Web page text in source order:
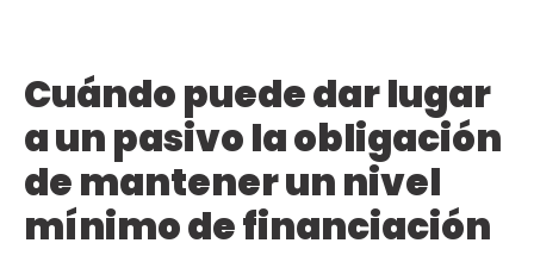
Cuándo puede dar lugar
a un pasivo la obligación
de mantener un nivel
mínimo de financiación